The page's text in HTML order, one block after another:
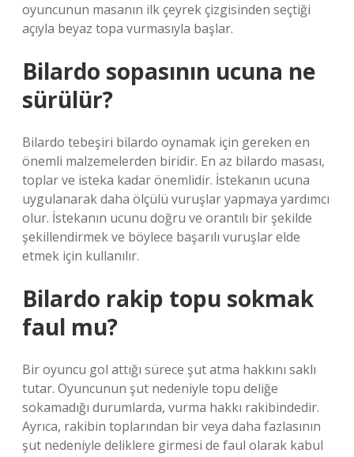
oyuncunun masanın ilk çeyrek çizgisinden seçtiği
açıyla beyaz topa vurmasıyla başlar.
Bilardo sopasının ucuna ne
sürülür?
Bilardo tebeşiri bilardo oynamak için gereken en
önemli malzemelerden biridir. En az bilardo masası,
toplar ve isteka kadar önemlidir. İstekanın ucuna
uygulanarak daha ölçülü vuruşlar yapmaya yardımcı
olur. İstekanın ucunu doğru ve orantılı bir şekilde
şekillendirmek ve böylece başarılı vuruşlar elde
etmek için kullanılır.
Bilardo rakip topu sokmak
faul mu?
Bir oyuncu gol attığı sürece şut atma hakkını saklı
tutar. Oyuncunun şut nedeniyle topu deliğe
sokamadığı durumlarda, vurma hakkı rakibindedir.
Ayrıca, rakibin toplarından bir veya daha fazlasının
şut nedeniyle deliklere girmesi de faul olarak kabul